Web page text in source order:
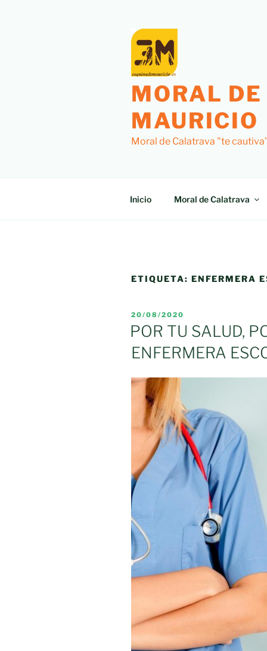
MORAL
MAURICIO
Moral de Calatrava "te
Inicio Moral de Calatrava
ETIQUETA: ENFERMERA
PUBLICADO
EL
20/08/2020
POR TU SALUD,
ENFERMERA